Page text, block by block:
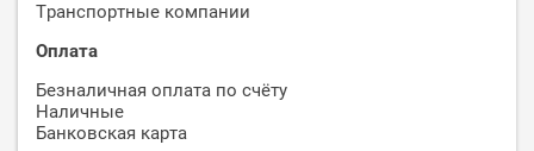
Транспортные компании
Оплата
Безналичная оплата по счёту
Наличные
Банковская карта